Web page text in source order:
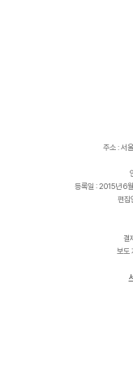
주소 : 서
등록일 : 2015년 6
편집
결
보도